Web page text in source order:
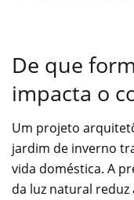
De que
impacta o
Um projeto
jardim de inverno
vida doméstica. A
da luz natural reduz